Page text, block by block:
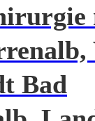
Bad